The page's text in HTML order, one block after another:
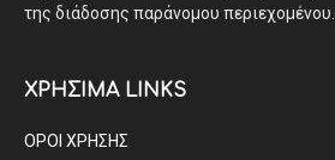
της διάδοσης παράνομου περιεχομένου.
ΧΡΗΣΙΜΑ LINKS
ΟΡΟΙ ΧΡΗΣΗΣ